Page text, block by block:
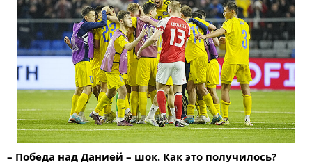
– Победа над Данией – шок. Как это получилось?